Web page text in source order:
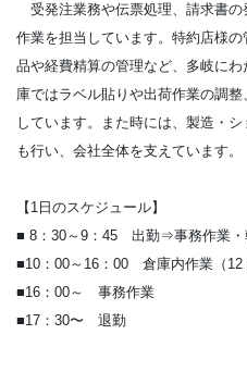
受発注業務や伝票処理、請求書
作業を担当しています。特約店様
品や経費精算の管理など、多岐に
庫ではラベル貼りや出荷作業の調
しています。また時には、製造・
も行い、会社全体を支えています。
【1日のスケジュール】
■ 8：30～9：45 出勤⇒事務作業・
■10：00～16：00 倉庫内作業（12
■16：00～ 事務作業
■17：30〜 退勤